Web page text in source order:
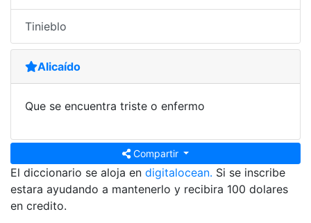
Tinieblo
Alicaído
Que se encuentra triste o enfermo
Compartir
El diccionario se aloja en digitalocean. Si se inscribe
estara ayudando a mantenerlo y recibira 100 dolares
en credito.